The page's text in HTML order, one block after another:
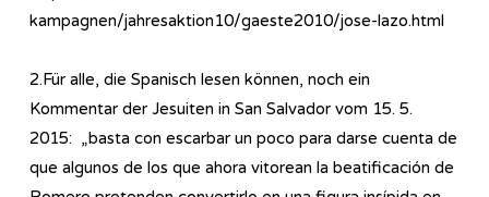
kampagnen/jahresaktion10/gaeste2010/jose-lazo.html
2.Für alle, die Spanisch lesen können, noch ein
Kommentar der Jesuiten in San Salvador vom 15. 5.
2015: „basta con escarbar un poco para darse cuenta de
que algunos de los que ahora vitorean la beatificación de